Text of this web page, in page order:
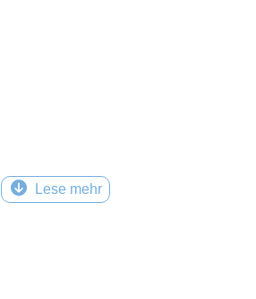
Lese mehr